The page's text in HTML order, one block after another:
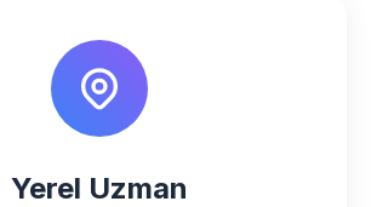
Yerel Uzman